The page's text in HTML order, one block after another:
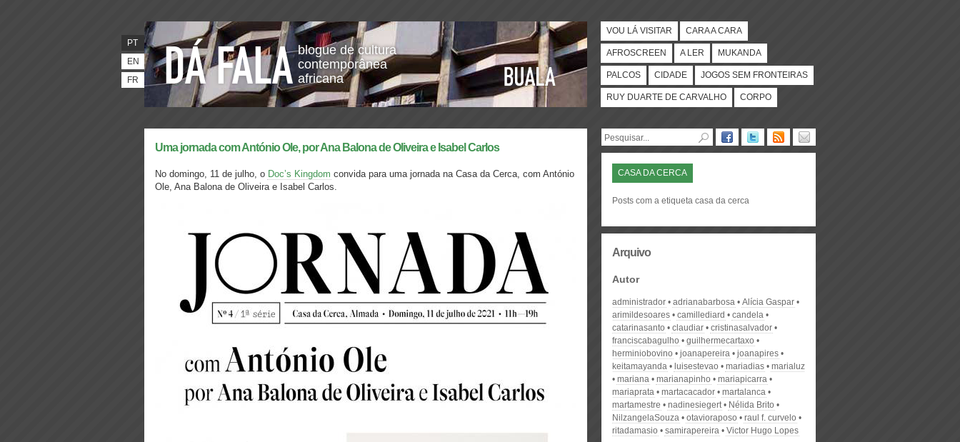
blogue de cultura
contemporânea
africana
PT
EN
FR
VOU LÁ VISITAR CARA A CARA
AFROSCREEN A LER MUKANDA
PALCOS CIDADE JOGOS SEM FRONTEIRAS
RUY DUARTE DE CARVALHO CORPO
Uma jornada com António Ole, por Ana Balona de Oliveira e Isabel Carlos
No domingo, 11 de julho, o Doc’s Kingdom convida para uma jornada na Casa da Cerca, com António
Ole, Ana Balona de Oliveira e Isabel Carlos.
CASA DA CERCA
Posts com a etiqueta casa da cerca
Arquivo
Autor
administrador adrianabarbosa
Alícia Gaspar
arimildesoares
camillediard
candela
catarinasanto
claudiar
cristinasalvador
franciscabagulho
guilhermecartaxo
herminiobovino
joanapereira
joanapires
keitamayanda
luisestevao mariadias
marialuz
mariana
marianapinho
mariapicarra
mariaprata
martacacador
martalanca
martamestre
nadinesiegert
Nélida Brito
NilzangelaSouza
otavioraposo
raul f. curvelo
ritadamasio
samirapereira Victor Hugo Lopes